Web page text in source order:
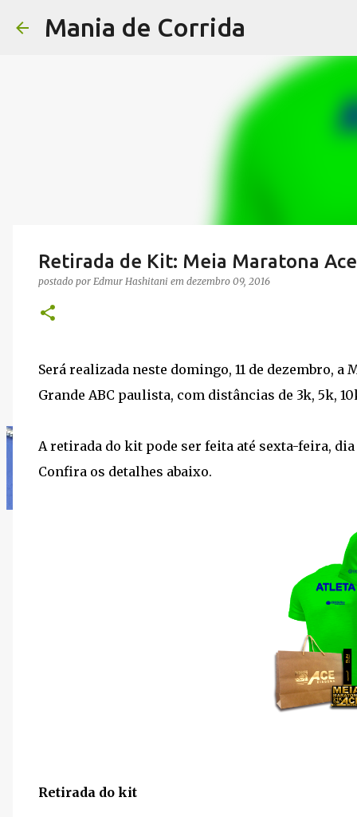
Mania de Corrida
Retirada de Kit: Meia Maratona
postado por Edmur Hashitani em dezembro 09, 2016
Será realizada neste domingo, 11 de dezembro, a
Grande ABC paulista, com distâncias de 3k, 5k,
A retirada do kit pode ser feita até sexta-feira,
Confira os detalhes abaixo.
Retirada do kit